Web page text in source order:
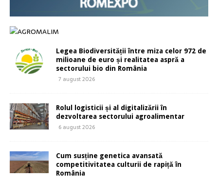
Legea Biodiversității între miza celor 972 de
milioane de euro și realitatea aspră a
sectorului bio din România
7 august 2026
Rolul logisticii și al digitalizării în
dezvoltarea sectorului agroalimentar
6 august 2026
Cum susține genetica avansată
competitivitatea culturii de rapiță în
România